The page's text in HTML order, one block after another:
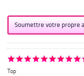
Soumettre votre propre
Top